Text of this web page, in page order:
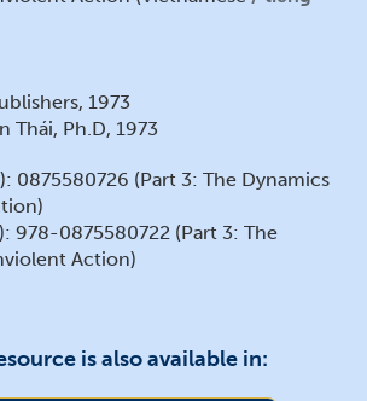
1973
Thái, Ph.D, 1973
0875580726 (Part 3: The Dynamics
978-0875580722 (Part 3: The
Action)
is also available in: